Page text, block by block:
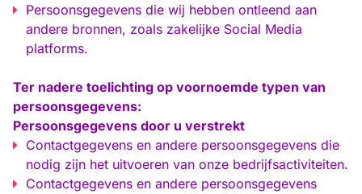
Persoonsgegevens die wij hebben ontleend aan
andere bronnen, zoals zakelijke Social Media
platforms.
Ter nadere toelichting op voornoemde typen van
persoonsgegevens:
Persoonsgegevens door u verstrekt
Contactgegevens en andere persoonsgegevens die
nodig zijn het uitvoeren van onze bedrijfsactiviteiten.
Contactgegevens en andere persoonsgegevens